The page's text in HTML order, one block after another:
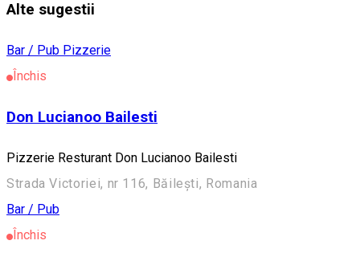
Alte sugestii
Bar / Pub Pizzerie
Închis
Don Lucianoo Bailesti
Pizzerie Resturant Don Lucianoo Bailesti
Strada Victoriei, nr 116, Băilești, Romania
Bar / Pub
Închis